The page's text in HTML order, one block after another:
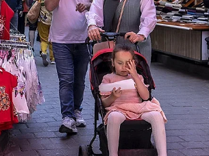
КРИМИ
ВЯРА
ОБЯВИ
ВОЙНАТА В
ВРЕМЕТО